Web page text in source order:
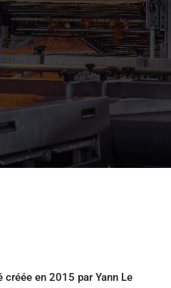
créée en 2015 par Yann Le